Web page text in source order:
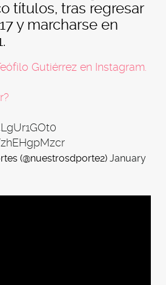
títulos, tras regresar
y marcharse en
Gutiérrez en Instagram.
(@nuestrosdporte2) January